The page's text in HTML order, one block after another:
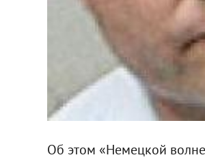
Об этом «Немецкой